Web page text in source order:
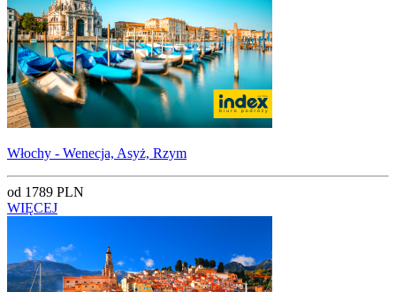
Włochy - Wenecja, Asyż, Rzym
od 1789 PLN
WIĘCEJ